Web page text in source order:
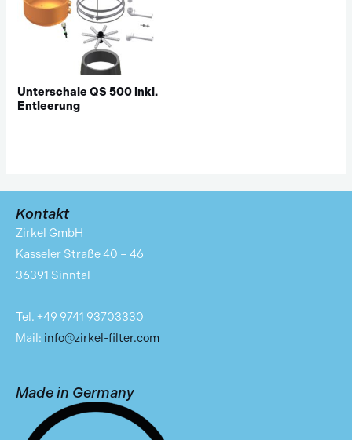
Unterschale QS 500 inkl.
Entleerung
Kontakt
Zirkel GmbH
Kasseler Straße 40 – 46
36391 Sinntal
Tel. +49 9741 93703330
Mail: info@zirkel-filter.com
Made in Germany